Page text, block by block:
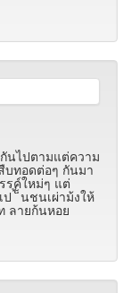
นไปตามแต่ความ
บทอดต่อๆ กันมา
รค์ใหม่ๆ แต่
นชนเผ่าม้งให้
ลายก้นหอย